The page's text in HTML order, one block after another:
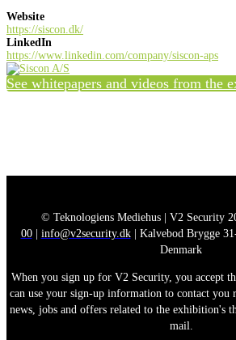
Website
https://siscon.dk/
LinkedIn
https://www.linkedin.com/company/siscon-aps
See whitepapers and videos from the
© Teknologiens Mediehus | V2 Security
00| info@v2security.dk| Kalvebod Brygge
Denmark
When you sign up for V2 Security, you accept
can use your sign-up information to contact you
news, jobs and offers related to the exhibition's
mail.